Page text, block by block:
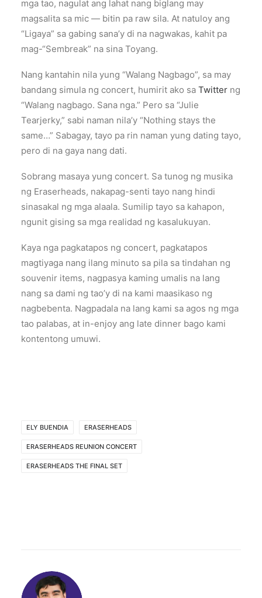
mga tao, nagulat ang lahat nang biglang may
magsalita sa mic — bitin pa raw sila. At natuloy ang
“Ligaya” sa gabing sana’y di na nagwakas, kahit pa
mag-“Sembreak” na sina Toyang.
Nang kantahin nila yung “Walang Nagbago”, sa may
bandang simula ng concert, humirit ako sa Twitter ng
“Walang nagbago. Sana nga.” Pero sa “Julie
Tearjerky,” sabi naman nila’y “Nothing stays the
same…” Sabagay, tayo pa rin naman yung dating tayo,
pero di na gaya nang dati.
Sobrang masaya yung concert. Sa tunog ng musika
ng Eraserheads, nakapag-senti tayo nang hindi
sinasakal ng mga alaala. Sumilip tayo sa kahapon,
ngunit gising sa mga realidad ng kasalukuyan.
Kaya nga pagkatapos ng concert, pagkatapos
magtiyaga nang ilang minuto sa pila sa tindahan ng
souvenir items, nagpasya kaming umalis na lang
nang sa dami ng tao’y di na kami maasikaso ng
nagbebenta. Nagpadala na lang kami sa agos ng mga
tao palabas, at in-enjoy ang late dinner bago kami
kontentong umuwi.
ELY BUENDIA ERASERHEADS
ERASERHEADS REUNION CONCERT
ERASERHEADS THE FINAL SET